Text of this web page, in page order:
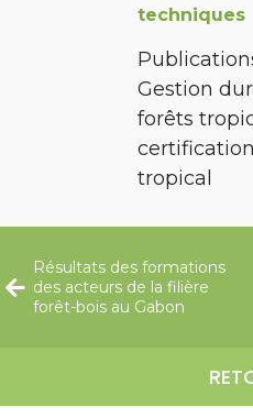
techniques
Gestion
forêts
tropical
Résultats des formations
des acteurs de la filière
forêt-bois au Gabon